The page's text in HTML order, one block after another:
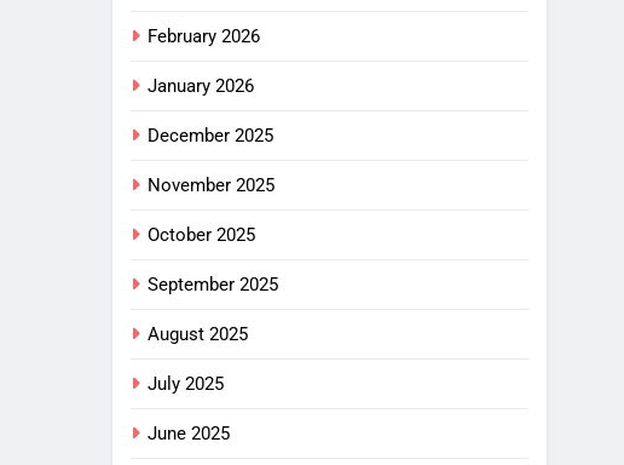
February 2026
January 2026
December 2025
November 2025
October 2025
September 2025
August 2025
July 2025
June 2025